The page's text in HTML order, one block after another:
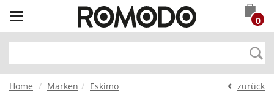
Toggle
navigation
0
Home Marken Eskimo zurück